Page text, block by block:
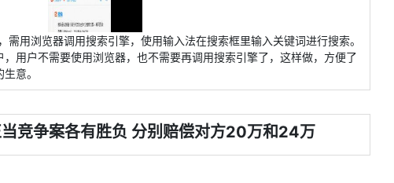
需用浏览器调用搜索引擎，使用输入法在搜索框里输入关键词进行搜索。
用户不需要使用浏览器，也不需要再调用搜索引擎了，这样做，方便了
意。
竞争案各有胜负 分别赔偿对方20万和24万